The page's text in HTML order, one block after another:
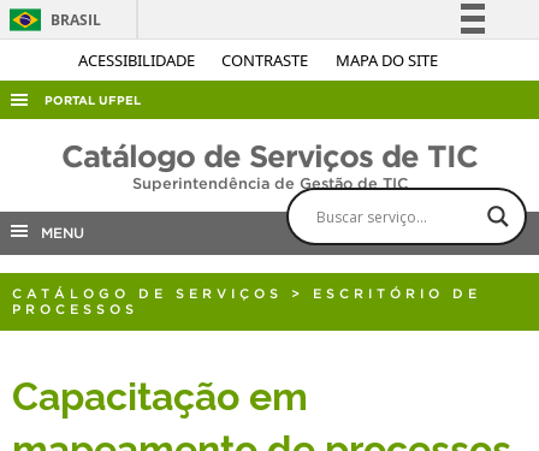
ACESSIBILIDADE CONTRASTE MAPA DO SITE
BRASIL
Simplifique!
Acesso à informação
Canais
PORTAL UFPEL
ACESSO À INFORMAÇÃO
EDITAIS
Catálogo de Serviços de TIC
Superintendência de Gestão de TIC
MENU
CATÁLOGO DE SERVIÇOS > ESCRITÓRIO DE
PROCESSOS
Capacitação em